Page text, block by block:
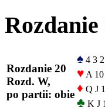
Rozdanie
Rozdanie 20
Rozd. W,
po partii: obie
♠ 4 3 2
♥ A
♦ Q J
♣ K J